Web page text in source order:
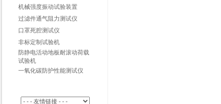
机械强度振动试验装置
过滤件通气阻力测试仪
口罩死腔测试仪
非标定制试验机
防静电活动地板耐滚动荷载
试验机
一氧化碳防护性能测试仪